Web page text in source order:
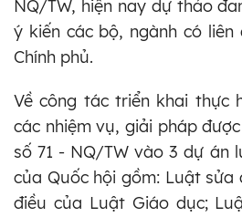
NQ/TW, hiện nay dự thảo
ý kiến các bộ, ngành có
Chính phủ.
Về công tác triển khai thực
các nhiệm vụ, giải pháp
số 71 - NQ/TW vào 3 dự án
của Quốc hội gồm: Luật
điều của Luật Giáo dục;